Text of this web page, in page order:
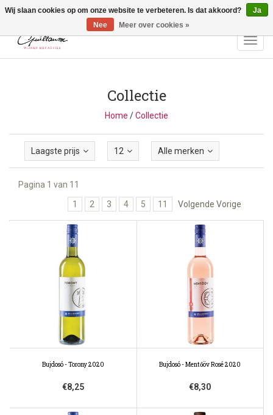
Vragen? Bel ons: +32 (0)13 - 77 11 21 - Winkel: Lochtstraat 2,
3272 Testelt -
info@guillaumewijnen.be
Collectie
Home /Collectie
Laagste prijs 12 Alle merken
Pagina 1 van 11
1
2 3 4 5 11 Volgende Vorige
Bujdosó - Torony 2020
€8,25
Bujdosó - Mentőöv Rosé 2020
€8,30
Wij slaan cookies op om onze website te verbeteren. Is dat akkoord?
Ja
Nee
Meer over cookies »